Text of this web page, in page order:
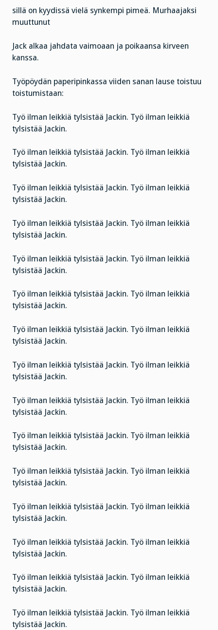
sillä on kyydissä vielä synkempi pimeä. Murhaajaksi
muuttunut
Jack alkaa jahdata vaimoaan ja poikaansa kirveen
kanssa.
Työpöydän paperipinkassa viiden sanan lause toistuu
toistumistaan:
Työ ilman leikkiä tylsistää Jackin. Työ ilman leikkiä
tylsistää Jackin.
Työ ilman leikkiä tylsistää Jackin. Työ ilman leikkiä
tylsistää Jackin.
Työ ilman leikkiä tylsistää Jackin. Työ ilman leikkiä
tylsistää Jackin.
Työ ilman leikkiä tylsistää Jackin. Työ ilman leikkiä
tylsistää Jackin.
Työ ilman leikkiä tylsistää Jackin. Työ ilman leikkiä
tylsistää Jackin.
Työ ilman leikkiä tylsistää Jackin. Työ ilman leikkiä
tylsistää Jackin.
Työ ilman leikkiä tylsistää Jackin. Työ ilman leikkiä
tylsistää Jackin.
Työ ilman leikkiä tylsistää Jackin. Työ ilman leikkiä
tylsistää Jackin.
Työ ilman leikkiä tylsistää Jackin. Työ ilman leikkiä
tylsistää Jackin.
Työ ilman leikkiä tylsistää Jackin. Työ ilman leikkiä
tylsistää Jackin.
Työ ilman leikkiä tylsistää Jackin. Työ ilman leikkiä
tylsistää Jackin.
Työ ilman leikkiä tylsistää Jackin. Työ ilman leikkiä
tylsistää Jackin.
Työ ilman leikkiä tylsistää Jackin. Työ ilman leikkiä
tylsistää Jackin.
Työ ilman leikkiä tylsistää Jackin. Työ ilman leikkiä
tylsistää Jackin.
Työ ilman leikkiä tylsistää Jackin. Työ ilman leikkiä
tylsistää Jackin.